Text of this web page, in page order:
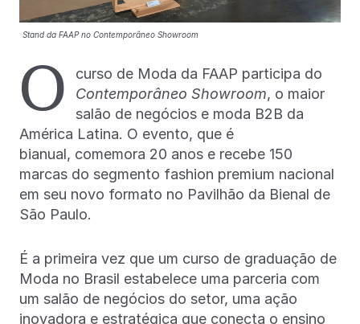
Stand da FAAP no Contemporâneo Showroom
O
curso de Moda da FAAP participa do
Contemporâneo Showroom, o maior
salão de negócios e moda B2B da
América Latina. O evento, que é
bianual, comemora 20 anos e recebe 150
marcas do segmento fashion premium nacional
em seu novo formato no Pavilhão da Bienal de
São Paulo.
É a primeira vez que um curso de graduação de
Moda no Brasil estabelece uma parceria com
um salão de negócios do setor, uma ação
inovadora e estratégica que conecta o ensino